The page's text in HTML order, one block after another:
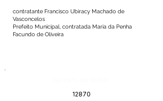
contratante Francisco Ubiracy Machado de
Vasconcelos
Prefeito Municipal, contratada Maria da Penha
Facundo de Oliveira
12870